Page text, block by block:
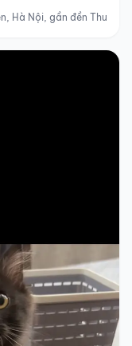
Hà Nội, gần đền Thượng